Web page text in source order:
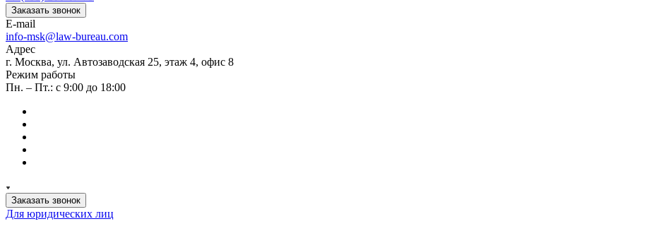
Заказать звонок
E-mail
info-msk@law-bureau.com
Адрес
г. Москва, ул. Автозаводская 25, этаж 4, офис 8
Режим работы
Пн. – Пт.: с 9:00 до 18:00
Заказать звонок
Для юридических лиц